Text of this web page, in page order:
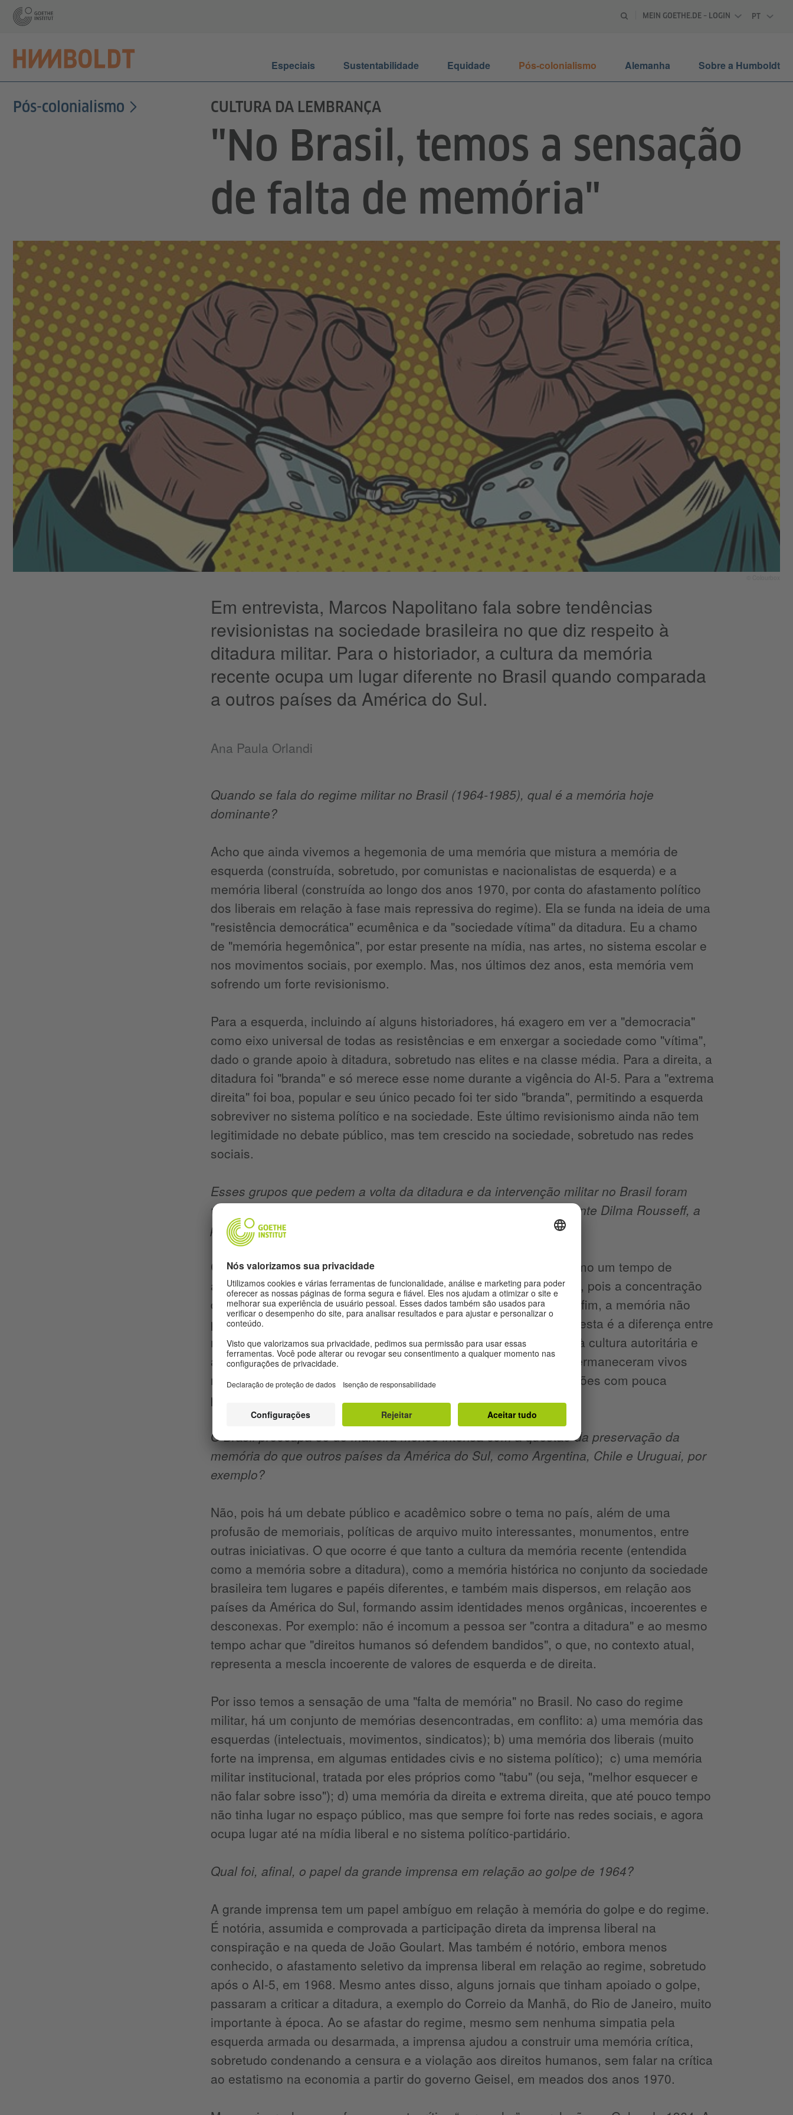
MEIN GOETHE.DE – LOGIN
PT
Especiais Sustentabilidade Equidade Pós-colonialismo Alemanha Sobre a Humboldt
Pós-colonialismo CULTURA DA LEMBRANÇA
"No Brasil, temos a sensação
de falta de memória"
Em entrevista, Marcos Napolitano fala sobre tendências
revisionistas na sociedade brasileira no que diz respeito à
ditadura militar. Para o historiador, a cultura da memória
recente ocupa um lugar diferente no Brasil quando comparada
a outros países da América do Sul.
​Ana Paula Orlandi
Quando se fala do regime militar no Brasil (1964-1985), qual é a memória hoje
dominante?
Acho que ainda vivemos a hegemonia de uma memória que mistura a memória de
esquerda (construída, sobretudo, por comunistas e nacionalistas de esquerda) e a
memória liberal (construída ao longo dos anos 1970, por conta do afastamento político
dos liberais em relação à fase mais repressiva do regime). Ela se funda na ideia de uma
"resistência democrática" ecumênica e da "sociedade vítima" da ditadura. Eu a chamo
de "memória hegemônica", por estar presente na mídia, nas artes, no sistema escolar e
nos movimentos sociais, por exemplo. Mas, nos últimos dez anos, esta memória vem
sofrendo um forte revisionismo.
Para a esquerda, incluindo aí alguns historiadores, há exagero em ver a "democracia"
como eixo universal de todas as resistências e em enxergar a sociedade como "vítima",
dado o grande apoio à ditadura, sobretudo nas elites e na classe média. Para a direita, a
ditadura foi "branda" e só merece esse nome durante a vigência do AI-5. Para a "extrema
direita" foi boa, popular e seu único pecado foi ter sido "branda", permitindo a esquerda
sobreviver no sistema político e na sociedade. Este último revisionismo ainda não tem
legitimidade no debate público, mas tem crescido na sociedade, sobretudo nas redes
sociais.
Esses grupos que pedem a volta da ditadura e da intervenção militar no Brasil foram
vistos, inclusive, nas manifestações pró-impeachment da presidente Dilma Rousseff, a
partir de 2015.
Como disse, trata-se de uma memória nostálgica da ditadura, como um tempo de
abundância e segurança pública. A primeira deve ser relativizada, pois a concentração
de renda só piorou, e a última não se sustenta nos fatos, mas, enfim, a memória não
precisa ter compromisso efetivo com a realidade passada. Aliás, esta é a diferença entre
memória e história. Em minha opinião, esta memória está ligada à cultura autoritária e
ao conservadorismo de boa parte da sociedade brasileira, que permaneceram vivos
mesmo com o fim do regime militar, ainda que invisíveis, em bolsões com pouca
penetração no sistema cultural e na mídia mais sofisticada.
O Brasil preocupa-se de maneira menos intensa com a questão da preservação da
memória do que outros países da América do Sul, como Argentina, Chile e Uruguai, por
exemplo?
Não, pois há um debate público e acadêmico sobre o tema no país, além de uma
profusão de memoriais, políticas de arquivo muito interessantes, monumentos, entre
outras iniciativas. O que ocorre é que tanto a cultura da memória recente (entendida
como a memória sobre a ditadura), como a memória histórica no conjunto da sociedade
brasileira tem lugares e papéis diferentes, e também mais dispersos, em relação aos
países da América do Sul, formando assim identidades menos orgânicas, incoerentes e
desconexas. Por exemplo: não é incomum a pessoa ser "contra a ditadura" e ao mesmo
tempo achar que "direitos humanos só defendem bandidos", o que, no contexto atual,
representa a mescla incoerente de valores de esquerda e de direita.
Por isso temos a sensação de uma "falta de memória" no Brasil. No caso do regime
militar, há um conjunto de memórias desencontradas, em conflito: a) uma memória das
esquerdas (intelectuais, movimentos, sindicatos); b) uma memória dos liberais (muito
forte na imprensa, em algumas entidades civis e no sistema político); c) uma memória
militar institucional, tratada por eles próprios como "tabu" (ou seja, "melhor esquecer e
não falar sobre isso"); d) uma memória da direita e extrema direita, que até pouco tempo
não tinha lugar no espaço público, mas que sempre foi forte nas redes sociais, e agora
ocupa lugar até na mídia liberal e no sistema político-partidário.
Qual foi, afinal, o papel da grande imprensa em relação ao golpe de 1964?
A grande imprensa tem um papel ambíguo em relação à memória do golpe e do regime.
É notória, assumida e comprovada a participação direta da imprensa liberal na
conspiração e na queda de João Goulart. Mas também é notório, embora menos
conhecido, o afastamento seletivo da imprensa liberal em relação ao regime, sobretudo
após o AI-5, em 1968. Mesmo antes disso, alguns jornais que tinham apoiado o golpe,
passaram a criticar a ditadura, a exemplo do Correio da Manhã, do Rio de Janeiro, muito
importante à época. Ao se afastar do regime, mesmo sem nenhuma simpatia pela
esquerda armada ou desarmada, a imprensa ajudou a construir uma memória crítica,
sobretudo condenando a censura e a violação aos direitos humanos, sem falar na crítica
ao estatismo na economia a partir do governo Geisel, em meados dos anos 1970.